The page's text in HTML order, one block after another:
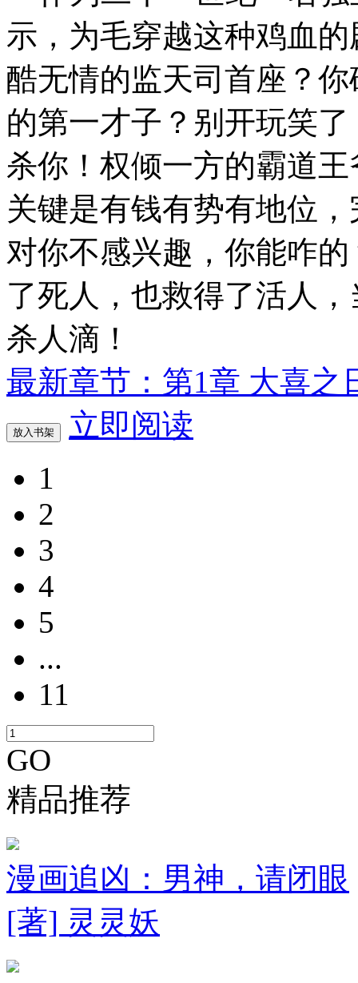
示，为毛穿越这种鸡血
酷无情的监天司首座？
的第一才子？别开玩笑
杀你！权倾一方的霸道
关键是有钱有势有地位
对你不感兴趣，你能咋
了死人，也救得了活人
杀人滴！
最新章节：第1章 大喜之
放入书架
立即阅读
1
2
3
4
5
...
11
GO
精品推荐
漫画追凶：男神，请闭眼
[著] 灵灵妖